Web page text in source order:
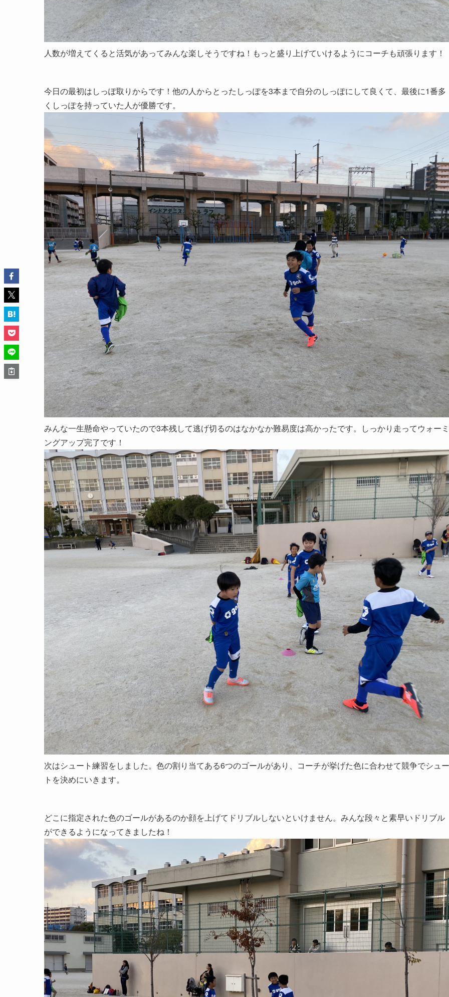
人数が増えてくると活気があってみんな楽しそうですね！もっと盛り上げていけるようにコーチも頑張ります！
今日の最初はしっぽ取りからです！他の人からとったしっぽを3本まで自分のしっぽにして良くて、最後に1番多
くしっぽを持っていた人が優勝です。
みんな一生懸命やっていたので3本残して逃げ切るのはなかなか難易度は高かったです。しっかり走ってウォーミ
ングアップ完了です！
次はシュート練習をしました。色の割り当てある6つのゴールがあり、コーチが挙げた色に合わせて競争でシュー
トを決めにいきます。
どこに指定された色のゴールがあるのか顔を上げてドリブルしないといけません。みんな段々と素早いドリブル
ができるようになってきましたね！